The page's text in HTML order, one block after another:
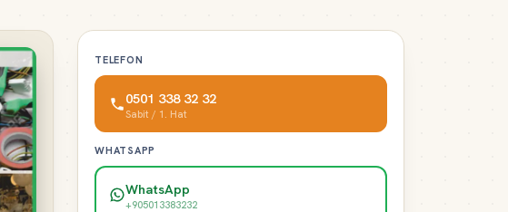
TELEFON
0501 338 32 32
Sabit / 1. Hat
WHATSAPP
WhatsApp
+905013383232